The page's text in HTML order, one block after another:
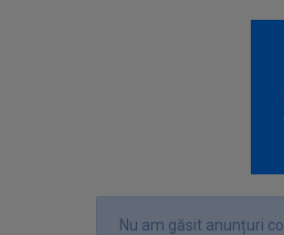
Nu am găsit anunțuri